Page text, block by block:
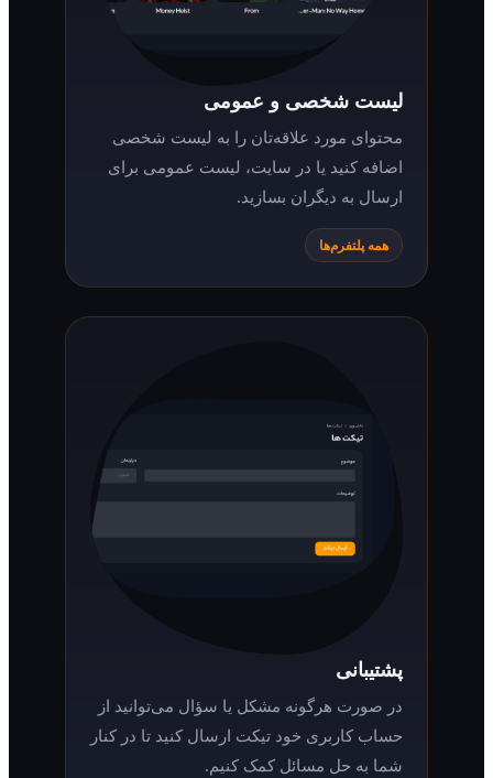
لیست شخصی و عمومی
محتوای مورد علاقه‌تان را به لیست شخصی
اضافه کنید یا در سایت، لیست عمومی برای
ارسال به دیگران بسازید.
همه پلتفرم‌ها
در صورت هرگونه مشکل یا سؤال می‌توانید از
حساب کاربری خود تیکت ارسال کنید تا در کنار
شما به حل مسائل کمک کنیم.